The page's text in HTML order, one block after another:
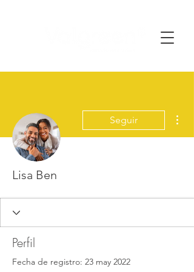
Seguir
Lisa Ben
Perfil
Fecha de registro: 23 may 2022